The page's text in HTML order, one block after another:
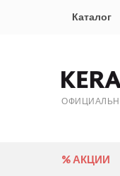
Каталог
% АКЦИИ